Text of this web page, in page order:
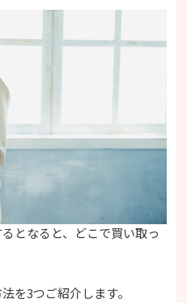
となると、どこで買い取っ
を3つご紹介します。